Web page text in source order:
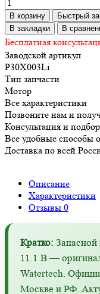
В корзину
Быстрый
В закладки
В
Бесплатная
Заводской артикул
P30X003Li
Тип запчасти
Мотор
Все характеристики
Позвоните нам и
Консультация и подбор
Все удобные способы
Доставка по всей
Описание
Характеристики
Отзывы 0
Кратко:
11.1 В —
Watertech.
Москве и РФ.